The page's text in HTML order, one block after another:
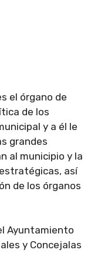
el órgano de
de los
y a él le
grandes
al municipio y la
así
de los órganos
Ayuntamiento
y Concejalas